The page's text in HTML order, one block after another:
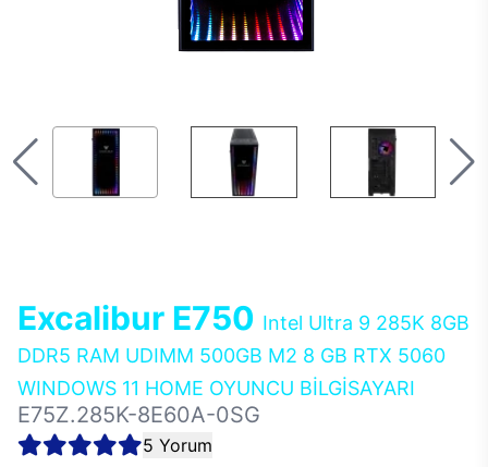
Excalibur E750 Intel Ultra 9 285K 8GB
DDR5 RAM UDIMM 500GB M2 8 GB RTX 5060
WINDOWS 11 HOME OYUNCU BİLGİSAYARI
E75Z.285K-8E60A-0SG
5 Yorum